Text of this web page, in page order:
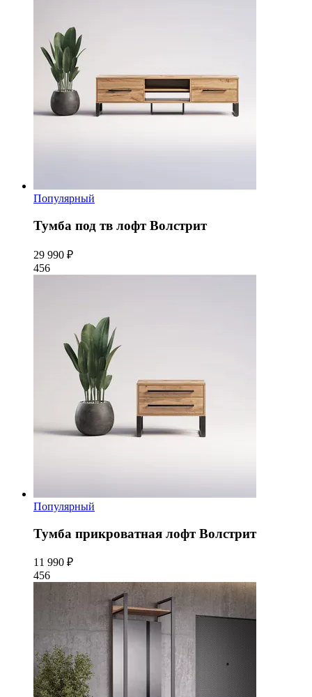
Популярный
Тумба под тв лофт Волстрит
29 990 ₽
456
Популярный
Тумба прикроватная лофт Волстрит
11 990 ₽
456